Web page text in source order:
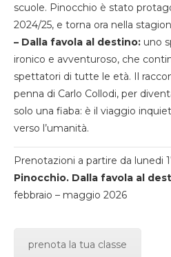
scuole. Pinocchio è stato
2024/25, e torna ora nella
– Dalla favola al destino: uno
ironico e avventuroso, che
spettatori di tutte le età. Il
penna di Carlo Collodi, per
solo una fiaba: è il viaggio
verso l’umanità.
Prenotazioni a partire da lunedi
Pinocchio. Dalla favola al
febbraio – maggio 2026
prenota la tua classe